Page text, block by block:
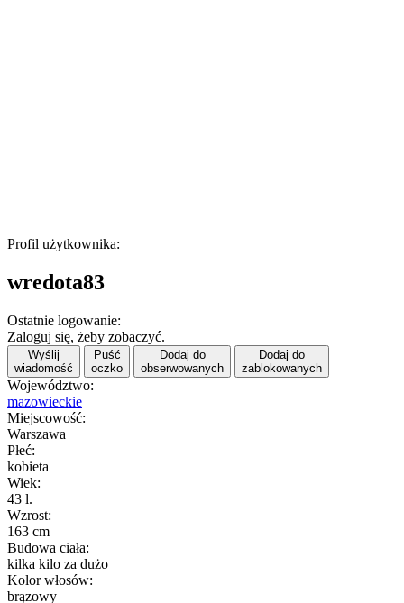
Profil użytkownika:
wredota83
Ostatnie logowanie:
Zaloguj się, żeby zobaczyć.
Wyślij
wiadomość
Puść
oczko
Dodaj do
obserwowanych
Dodaj do
zablokowanych
Województwo:
mazowieckie
Miejscowość:
Warszawa
Płeć:
kobieta
Wiek:
43 l.
Wzrost:
163 cm
Budowa ciała:
kilka kilo za dużo
Kolor włosów:
brązowy